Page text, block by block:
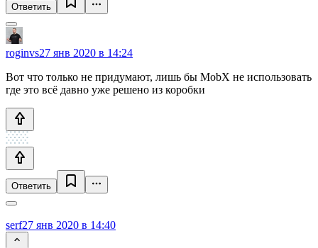
Ответить
roginvs27 янв 2020 в 14:24
Вот что только не придумают, лишь бы MobX не использовать
где это всё давно уже решено из коробки
Ответить
serf27 янв 2020 в 14:40